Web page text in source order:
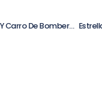
Accidente En El Centro: Camión Y Carro De Bomberos Se Encuentran En Una Peligrosa Encrucijada.